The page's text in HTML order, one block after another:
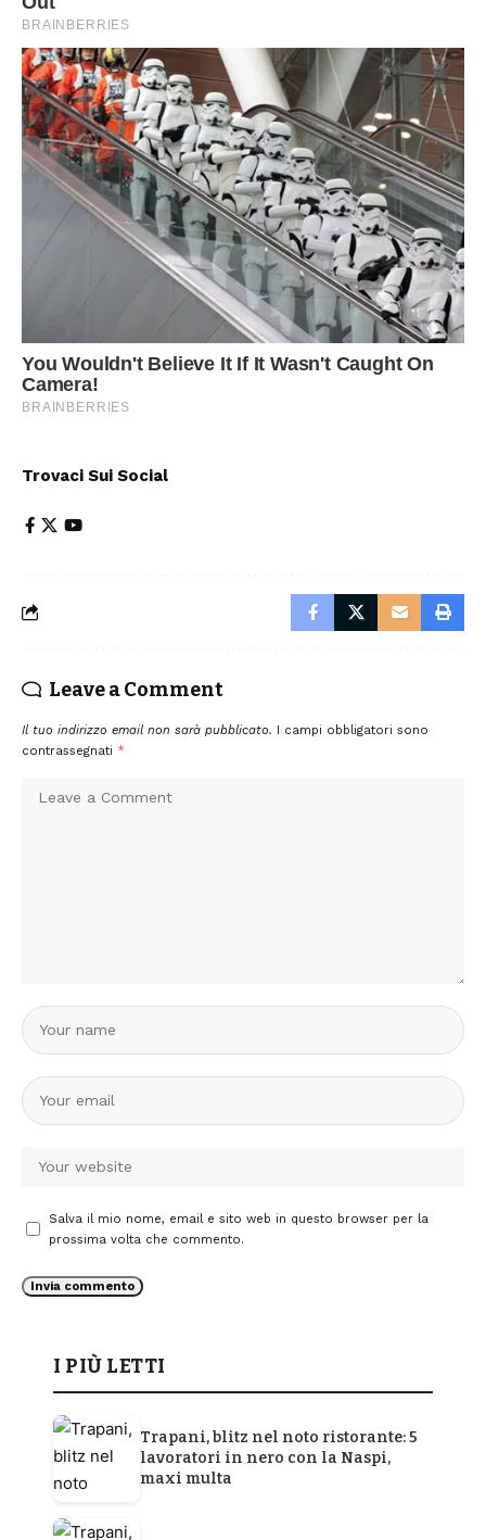
Trovaci Sui Social
Leave a Comment
Il tuo indirizzo email non sarà pubblicato. I campi obbligatori sono
contrassegnati *
Salva il mio nome, email e sito web in questo browser per la
prossima volta che commento.
I PIÙ LETTI
Trapani, blitz nel noto ristorante: 5
lavoratori in nero con la Naspi,
maxi multa